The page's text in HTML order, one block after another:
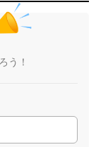
う！